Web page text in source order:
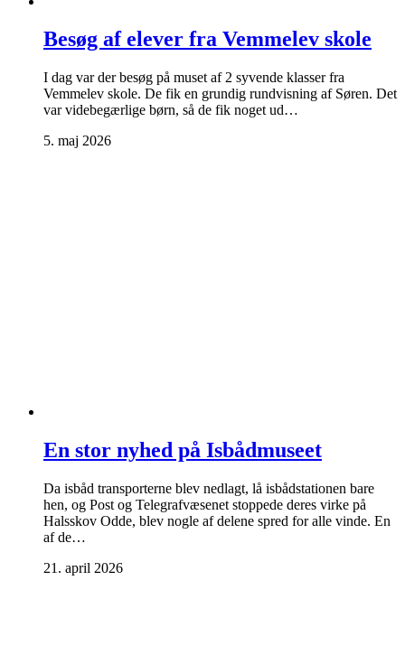
Besøg af elever fra Vemmelev skole
I dag var der besøg på muset af 2 syvende klasser fra
Vemmelev skole. De fik en grundig rundvisning af Søren. Det
var videbegærlige børn, så de fik noget ud…
5. maj 2026
En stor nyhed på Isbådmuseet
Da isbåd transporterne blev nedlagt, lå isbådstationen bare
hen, og Post og Telegrafvæsenet stoppede deres virke på
Halsskov Odde, blev nogle af delene spred for alle vinde. En
af de…
21. april 2026